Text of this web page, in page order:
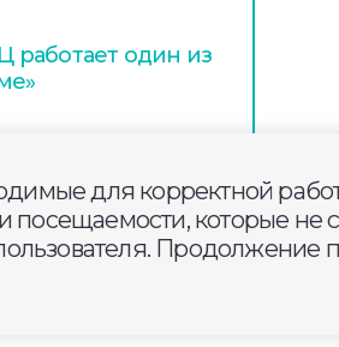
один из
для корректной
посещаемости, которые
Продолжение